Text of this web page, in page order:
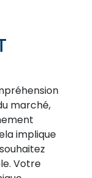
marché,
implique
Votre